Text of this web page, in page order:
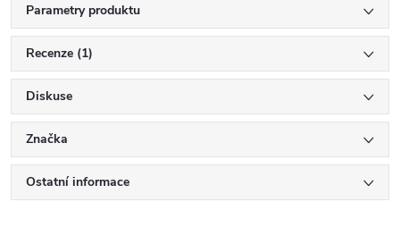
Parametry produktu
Recenze (1)
Diskuse
Značka
Ostatní informace